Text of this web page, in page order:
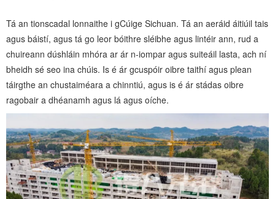
Tá an tionscadal lonnaithe i gCúige Sichuan. Tá an aeráid áitiúil tais
agus báistí, agus tá go leor bóithre sléibhe agus lintéir ann, rud a
chuireann dúshláin mhóra ar ár n-iompar agus suiteáil lasta, ach ní
bheidh sé seo ina chúis. Is é ár gcuspóir oibre taithí agus plean
táirgthe an chustaiméara a chinntiú, agus is é ár stádas oibre
ragobair a dhéanamh agus lá agus oíche.